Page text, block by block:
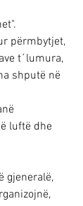
përmbytjet,
t´lumura,
shputë në
luftë dhe
gjeneralë,